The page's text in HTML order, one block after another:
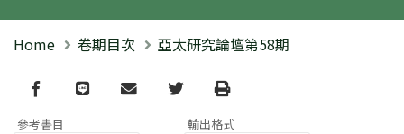
Home 卷期目次 亞太研究論壇第58期
Facebook
line email TwitterPrint
參考書目 輸出格式